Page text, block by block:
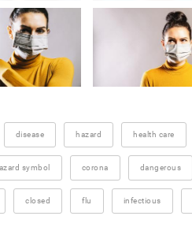
disease hazard health care
symbol corona dangerous
closed flu infectious